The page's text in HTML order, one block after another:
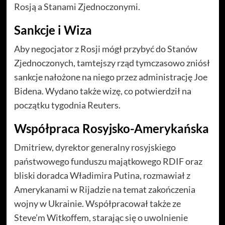
Rosją a Stanami Zjednoczonymi.
Sankcje i Wiza
Aby negocjator z Rosji mógł przybyć do Stanów
Zjednoczonych, tamtejszy rząd tymczasowo zniósł
sankcje nałożone na niego przez administrację Joe
Bidena. Wydano także wizę, co potwierdził na
początku tygodnia Reuters.
Współpraca Rosyjsko-Amerykańska
Dmitriew, dyrektor generalny rosyjskiego
państwowego funduszu majątkowego RDIF oraz
bliski doradca Władimira Putina, rozmawiał z
Amerykanami w Rijadzie na temat zakończenia
wojny w Ukrainie. Współpracował także ze
Steve’m Witkoffem, starając się o uwolnienie